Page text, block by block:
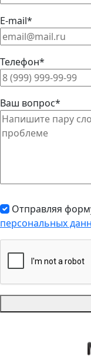
E-mail*
Телефон*
Ваш вопрос*
Отправляя
персональных